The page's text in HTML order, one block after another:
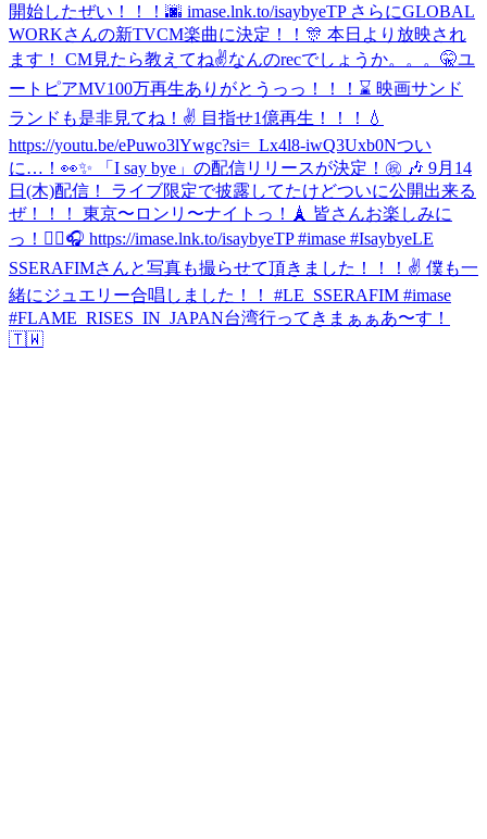
開始したぜい！！！🌆 imase.lnk.to/isaybyeTP さらにGLOBAL
WORKさんの新TVCM楽曲に決定！！🎊 本日より放映され
ます！ CM見たら教えてね✌️なんのrecでしょうか。。。🤫ユ
ートピアMV100万再生ありがとうっっ！！！⌛️ 映画サンド
ランドも是非見てね！✌️ 目指せ1億再生！！！💧
https://youtu.be/ePuwo3lYwgc?si=_Lx4l8-iwQ3Uxb0Nつい
に…！👀✨ 「I say bye」の配信リリースが決定！㊗️ 🎶 9月14
日(木)配信！ ライブ限定で披露してたけどついに公開出来る
ぜ！！！ 東京〜ロンリ〜ナイトっ！🗼 皆さんお楽しみに
っ！✌🏼🎧 https://imase.lnk.to/isaybyeTP #imase #IsaybyeLE
SSERAFIMさんと写真も撮らせて頂きました！！！✌ 僕も一
緒にジュエリー合唱しました！！ #LE_SSERAFIM #imase
#FLAME_RISES_IN_JAPAN台湾行ってきまぁぁあ〜す！
🇹🇼